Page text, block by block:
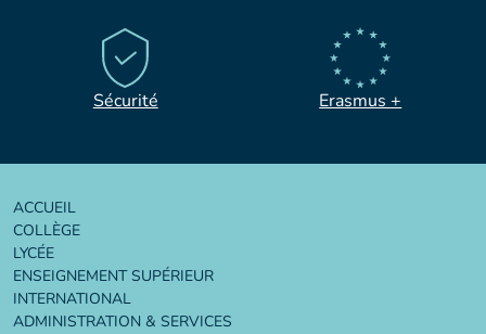
Sécurité Erasmus +
ACCUEIL
COLLÈGE
LYCÉE
ENSEIGNEMENT SUPÉRIEUR
INTERNATIONAL
ADMINISTRATION & SERVICES